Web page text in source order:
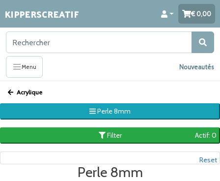
KIPPERSCREATIF 0,00
Menu Nouveautés
Acrylique
Perle 8mm
Filter Actif: 0
Reset
Perle 8mm